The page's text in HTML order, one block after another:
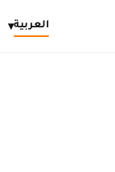
العربية▾